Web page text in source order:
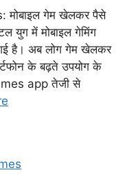
मोबाइल गेम खेलकर पैसे
युग में मोबाइल गेमिंग
है। अब लोग गेम खेलकर
के बढ़ते उपयोग के
app तेजी से